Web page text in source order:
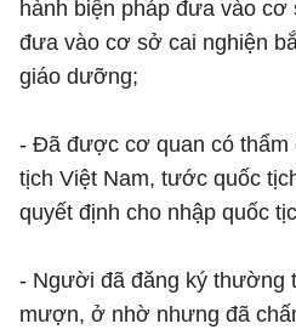
hành biện pháp đưa vào
đưa vào cơ sở cai nghiện
giáo dưỡng;
- Đã được cơ quan có thẩm
tịch Việt Nam, tước quốc
quyết định cho nhập quốc
- Người đã đăng ký thường
mượn, ở nhờ nhưng đã